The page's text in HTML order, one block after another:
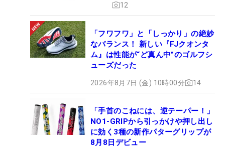
12
「フワフワ」と「しっかり」の絶妙
なバランス！ 新しい『FJクオンタ
ム』は性能が“ど真ん中”のゴルフシ
ューズだった
2026年8月7日 (金) 10時00分 14
「手首のこねには、逆テーパー！」
NO1-GRIPから引っかけや押し出し
に効く3種の新作パターグリップが
8月8日デビュー